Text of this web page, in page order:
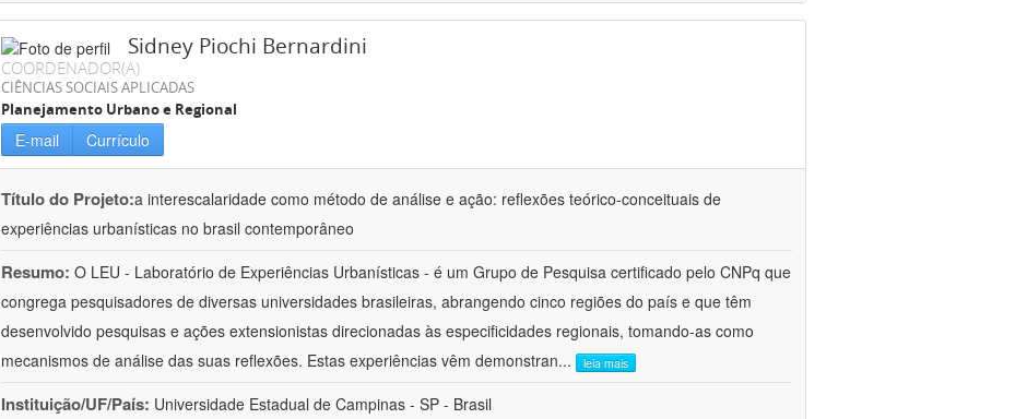
Sidney Piochi Bernardini
COORDENADOR(A)
CIÊNCIAS SOCIAIS APLICADAS
Planejamento Urbano e Regional
E-mail Currículo
Título do Projeto:a interescalaridade como método de análise e ação: reflexões teórico-conceituais de
experiências urbanísticas no brasil contemporâneo
Resumo: O LEU - Laboratório de Experiências Urbanísticas - é um Grupo de Pesquisa certificado pelo CNPq que
congrega pesquisadores de diversas universidades brasileiras, abrangendo cinco regiões do país e que têm
desenvolvido pesquisas e ações extensionistas direcionadas às especificidades regionais, tomando-as como
mecanismos de análise das suas reflexões. Estas experiências vêm demonstran... leia mais
Instituição/UF/País: Universidade Estadual de Campinas - SP - Brasil